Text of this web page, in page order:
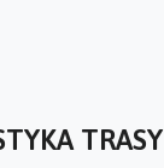
TRASY